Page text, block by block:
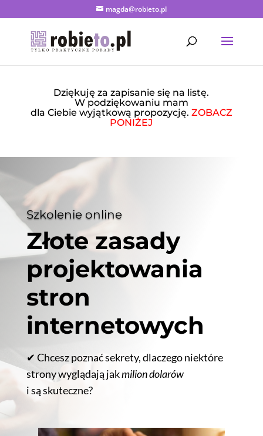
magda@robieto.pl
Dziękuję za zapisanie się na listę.
W podziękowaniu mam
dla Ciebie wyjątkową propozycję. ZOBACZ
PONIŻEJ
Szkolenie online
Złote zasady
projektowania
stron
internetowych
✔ Chcesz poznać sekrety, dlaczego niektóre
strony wyglądają jakmilion dolarów
i są skuteczne?